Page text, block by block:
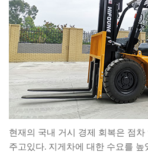
현재의 국내 거시 경제 회복은 점
주고있다. 지게차에 대한 수요를